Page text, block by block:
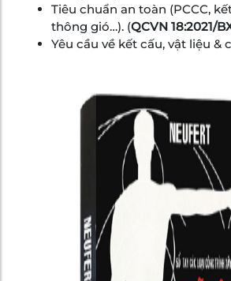
Tiêu chuẩn an toàn (PCCC,
thông gió…). (QCVN 18:2021/
Yêu cầu về kết cấu, vật liệu &